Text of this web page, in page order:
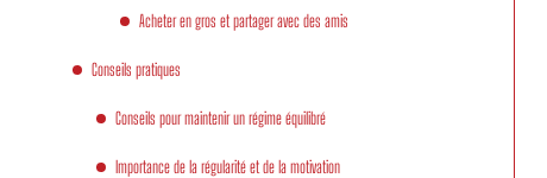
Acheter en gros et partager avec des amis
Conseils pratiques
Conseils pour maintenir un régime équilibré
Importance de la régularité et de la motivation